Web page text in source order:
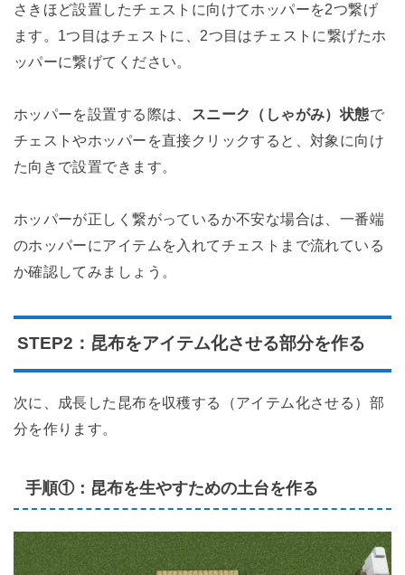
さきほど設置したチェストに向けてホッパーを2つ繋げ
ます。1つ目はチェストに、2つ目はチェストに繋げたホ
ッパーに繋げてください。
ホッパーを設置する際は、 スニーク（しゃがみ）状態で
チェストやホッパーを直接クリックすると、対象に向け
た向きで設置できます。
ホッパーが正しく繋がっているか不安な場合は、一番端
のホッパーにアイテムを入れてチェストまで流れている
か確認してみましょう。
STEP2：昆布をアイテム化させる部分を作る
次に、成長した昆布を収穫する（アイテム化させる）部
分を作ります。
手順①：昆布を生やすための土台を作る